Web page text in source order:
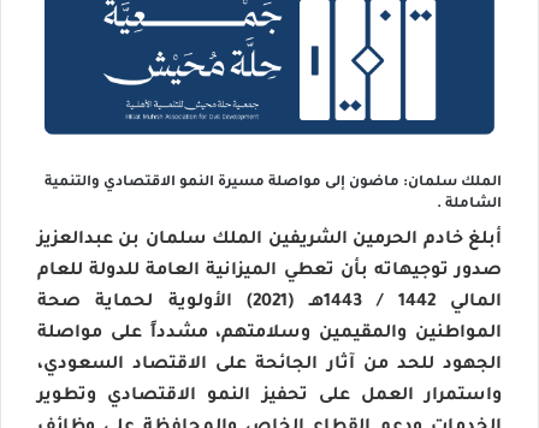
الملك سلمان: ماضون إلى مواصلة مسيرة النمو الاقتصادي والتنمية
الشاملة .
أبلغ خادم الحرمين الشريفين الملك سلمان بن عبدالعزيز
صدور توجيهاته بأن تعطي الميزانية العامة للدولة للعام
المالي 1442 / 1443هـ (2021) الأولوية لحماية صحة
المواطنين والمقيمين وسلامتهم، مشدداً على مواصلة
الجهود للحد من آثار الجائحة على الاقتصاد السعودي،
واستمرار العمل على تحفيز النمو الاقتصادي وتطوير